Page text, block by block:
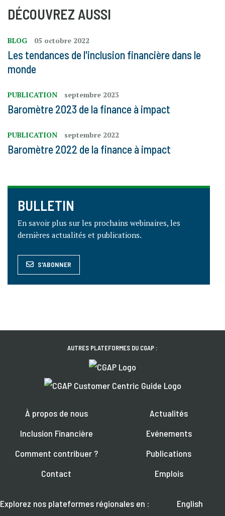
DÉCOUVREZ AUSSI
BLOG 05 octobre 2022
Les tendances de l'inclusion financière dans le
monde
PUBLICATION septembre 2023
Baromètre 2023 de la finance à impact
PUBLICATION septembre 2022
Baromètre 2022 de la finance à impact
BULLETIN
En savoir plus sur les prochains webinaires, les
dernières actualités et publications.
S'ABONNER
AUTRES PLATEFORMES DU CGAP :
À propos de nous
Inclusion Financière
Comment contribuer ?
Contact
Actualités
Evénements
Publications
Emplois
Explorez nos plateformes régionales en :
English